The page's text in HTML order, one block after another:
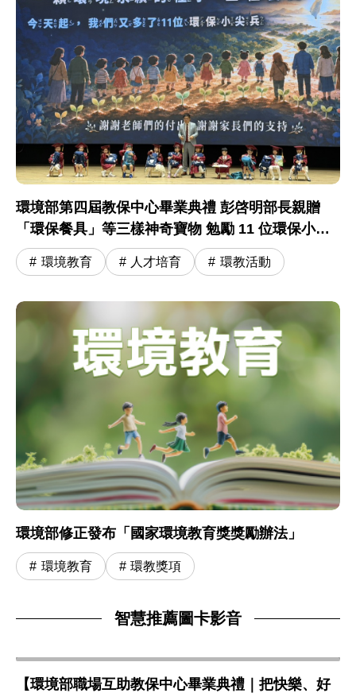
環境部第四屆教保中心畢業典禮 彭啓明部長親贈
「環保餐具」等三樣神奇寶物 勉勵 11 位環保小尖
兵開啟小學冒險旅程
環境教育 人才培育 環教活動
環境部修正發布「國家環境教育獎獎勵辦法」
環境教育 環教獎項
智慧推薦圖卡影音
【環境部職場互助教保中心畢業典禮｜把快樂、好